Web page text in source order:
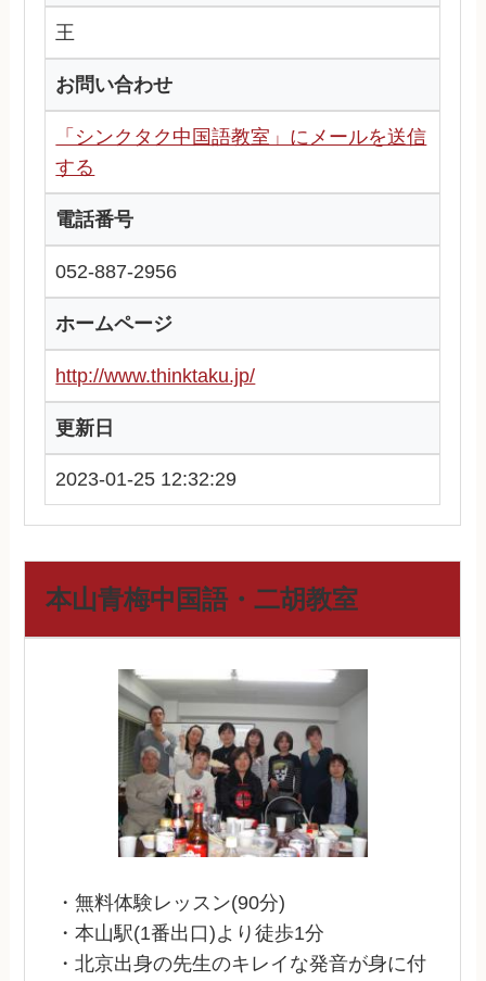
王
お問い合わせ
「シンクタク中国語教室」にメールを送信
する
電話番号
052-887-2956
ホームページ
http://www.thinktaku.jp/
更新日
2023-01-25 12:32:29
本山青梅中国語・二胡教室
・無料体験レッスン(90分)
・本山駅(1番出口)より徒歩1分
・北京出身の先生のキレイな発音が身に付